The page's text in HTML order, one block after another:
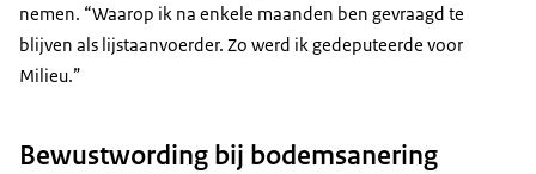
nemen. “Waarop ik na enkele maanden ben gevraagd te
blijven als lijstaanvoerder. Zo werd ik gedeputeerde voor
Milieu.”
Bewustwording bij bodemsanering